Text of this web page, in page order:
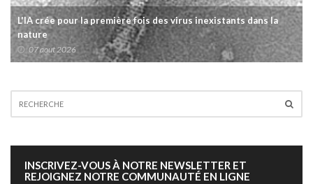
L'IA crée pour la première fois des virus inexistants dans la
nature
07 aout 2026
INSCRIVEZ-VOUS À NOTRE NEWSLETTER ET
REJOIGNEZ NOTRE COMMUNAUTÉ EN LIGNE